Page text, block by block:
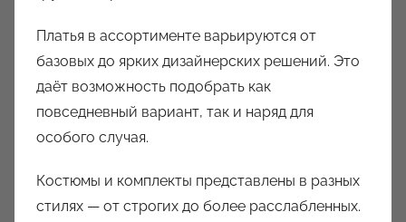
Платья в ассортименте варьируются от
базовых до ярких дизайнерских решений. Это
даёт возможность подобрать как
повседневный вариант, так и наряд для
особого случая.
Костюмы и комплекты представлены в разных
стилях — от строгих до более расслабленных.